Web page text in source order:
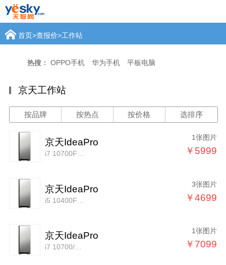
首页>查报价>工作站
热搜： OPPO手机 华为手机 平板电脑
京天工作站
按品牌 按热点 按价格 选排序
京天IdeaPro
i7 10700F/16GB/256GB+1TB/P620
1张图片
￥5999
京天IdeaPro 3张图片
￥4699
京天IdeaPro 1张图片
￥7099